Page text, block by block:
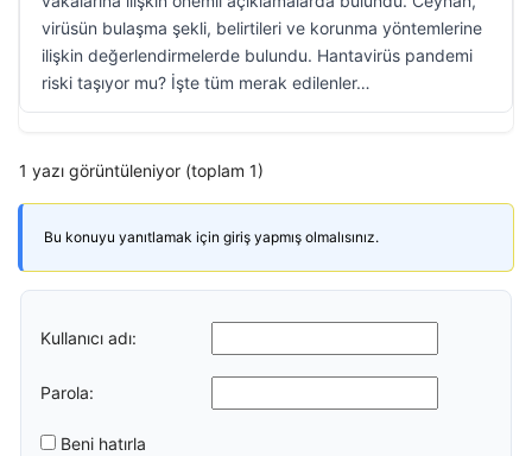
virüsün bulaşma şekli, belirtileri ve korunma yöntemlerine
ilişkin değerlendirmelerde bulundu. Hantavirüs pandemi
riski taşıyor mu? İşte tüm merak edilenler…
1 yazı görüntüleniyor (toplam 1)
Bu konuyu yanıtlamak için giriş yapmış olmalısınız.
Kullanıcı adı:
Parola:
Beni hatırla